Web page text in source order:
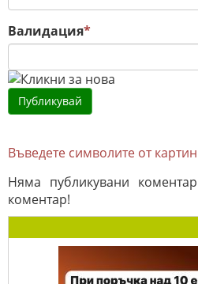
Валидация*
Въведете символите от
Няма публикувани
коментар!